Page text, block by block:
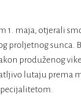
1. maja, otjerali
proljetnog sunca.
produženog
lutaju prema